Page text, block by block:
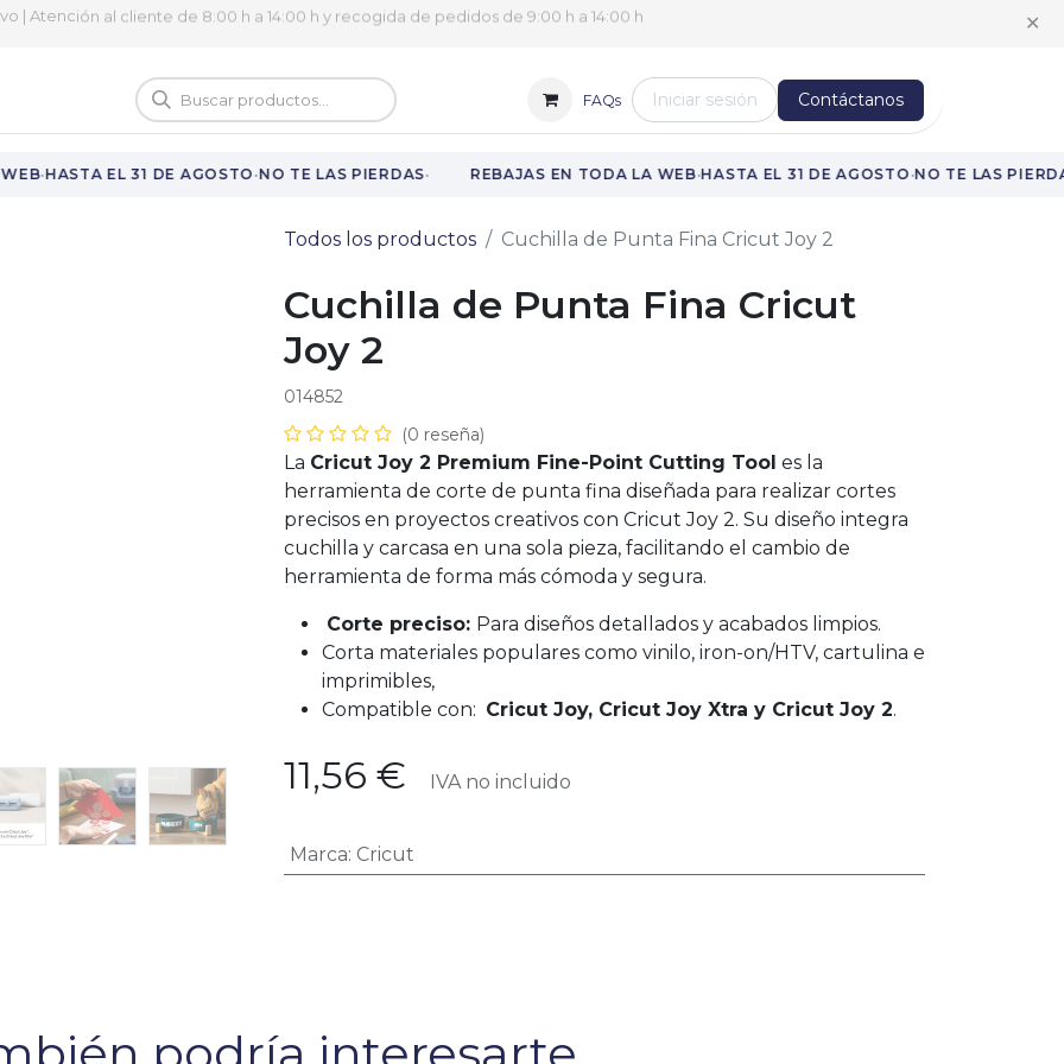
| Atención al cliente de 8:00 h a 14:00 h y recogida de pedidos de 9:00 h a 14:00 h ✕
Vuelta al cole FAQs Iniciar sesión Contáctanos
·HASTA EL 31 DE AGOSTO·NO TE LAS PIERDAS· REBAJAS EN TODA LA WEB·HASTA EL 31 DE AGOSTO·NO TE LAS
Todos los productos Cuchilla de Punta Fina Cricut Joy 2
Cuchilla de Punta Fina Cricut
Joy 2
014852
(0 reseña)
La Cricut Joy 2 Premium Fine-Point Cutting Tool es la
herramienta de corte de punta fina diseñada para realizar cortes
precisos en proyectos creativos con Cricut Joy 2. Su diseño integra
cuchilla y carcasa en una sola pieza, facilitando el cambio de
herramienta de forma más cómoda y segura.
Corte preciso: Para diseños detallados y acabados limpios.
Corta materiales populares como vinilo, iron-on/HTV, cartulina e
imprimibles,
Compatible con: Cricut Joy, Cricut Joy Xtra y Cricut Joy 2.
11,56 € IVA no incluido
Marca: Cricut